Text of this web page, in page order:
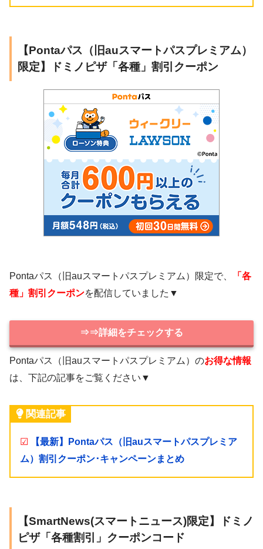
【Pontaパス（旧auスマートパスプレミアム）
限定】ドミノピザ「各種」割引クーポン
Pontaパス（旧auスマートパスプレミアム）限定で、
「各
種」割引クーポンを配信していました▼
⇒⇒詳細をチェックする
Pontaパス（旧auスマートパスプレミアム）のお得な情報
は、下記の記事をご覧ください▼
関連記事
☑
【最新】Pontaパス（旧auスマートパスプレミア
ム）割引クーポン･キャンペーンまとめ
【SmartNews(スマートニュース)限定】ドミノ
ピザ「各種割引」クーポンコード